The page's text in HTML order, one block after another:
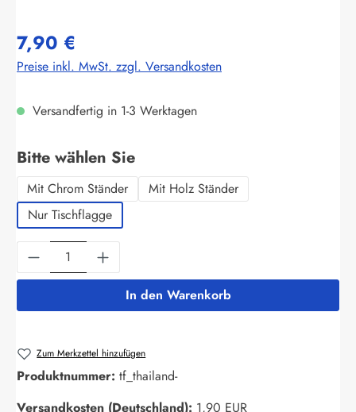
7,90 €
Preise inkl. MwSt. zzgl. Versandkosten
Versandfertig in 1-3 Werktagen
Bitte wählen Sieauswählen
Mit Chrom Ständer
Mit Holz Ständer
Nur Tischflagge
Produkt Anzahl: Gib den gewünschten
In den Warenkorb
Zum Merkzettel hinzufügen
Produktnummer: tf_thailand-
Versandkosten (Deutschland): 1,90 EUR